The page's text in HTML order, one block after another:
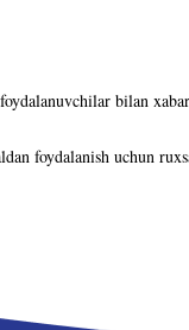
bilan
foydalanish uchun